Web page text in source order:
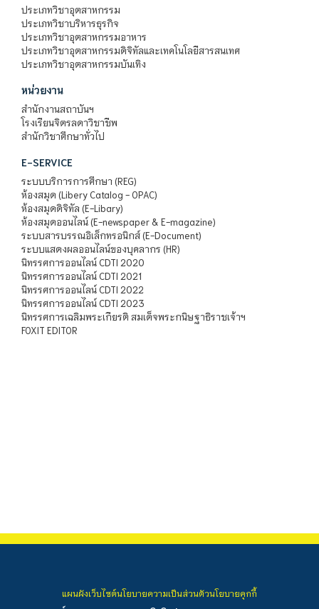
ประเภทวิชาอุตสาหกรรม
ประเภทวิชาบริหารธุรกิจ
ประเภทวิชาอุตสาหกรรมอาหาร
ประเภทวิชาอุตสาหกรรมดิจิทัลและเทคโนโลยีสารสนเทศ
ประเภทวิชาอุตสาหกรรมบันเทิง
หน่วยงาน
สำนักงานสถาบันฯ
โรงเรียนจิตรลดาวิชาชีพ
สำนักวิชาศึกษาทั่วไป
E-SERVICE
ระบบบริการการศึกษา (REG)
ห้องสมุด (Libery Catalog - OPAC)
ห้องสมุดดิจิทัล (E-Libary)
ห้องสมุดออนไลน์ (E-newspaper & E-magazine)
ระบบสารบรรณอิเล็กทรอนิกส์ (E-Document)
ระบบแสดงผลออนไลน์ของบุคลากร (HR)
นิทรรศการออนไลน์ CDTI 2020
นิทรรศการออนไลน์ CDTI 2021
นิทรรศการออนไลน์ CDTI 2022
นิทรรศการออนไลน์ CDTI 2023
นิทรรศการเฉลิมพระเกียรติ สมเด็จพระกนิษฐาธิราชเจ้าฯ
FOXIT EDITOR
แผนผังเว็บไซต์นโยบายความเป็นส่วนตัวนโยบายคุกกี้